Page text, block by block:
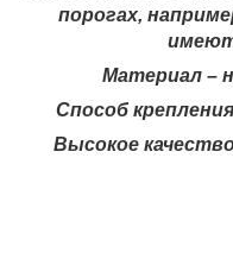
порогах,
Материал –
Способ
Высокое